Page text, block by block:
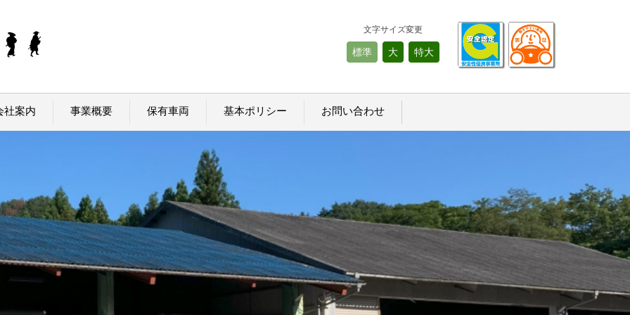
文字サイズ変更
標準 大 特大
社案内 事業概要 保有車両 基本ポリシー お問い合わせ